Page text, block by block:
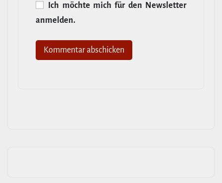
Ich möchte mich für den News­letter
anmelden.